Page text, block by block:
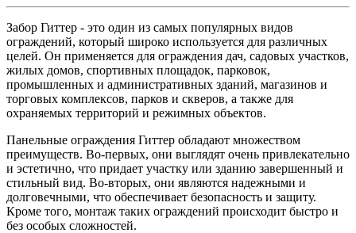
Забор Гиттер - это один из самых популярных видов
ограждений, который широко используется для различных
целей. Он применяется для ограждения дач, садовых участков,
жилых домов, спортивных площадок, парковок,
промышленных и административных зданий, магазинов и
торговых комплексов, парков и скверов, а также для
охраняемых территорий и режимных объектов.
Панельные ограждения Гиттер обладают множеством
преимуществ. Во-первых, они выглядят очень привлекательно
и эстетично, что придает участку или зданию завершенный и
стильный вид. Во-вторых, они являются надежными и
долговечными, что обеспечивает безопасность и защиту.
Кроме того, монтаж таких ограждений происходит быстро и
без особых сложностей.